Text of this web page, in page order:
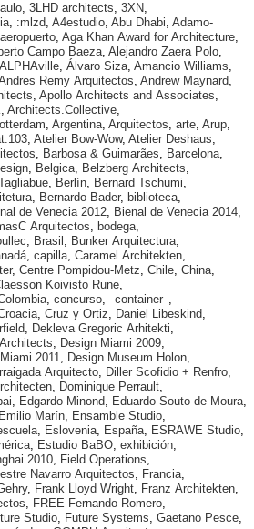
, 3LHD architects, 3XN,
, :mlzd, A4estudio, Abu Dhabi, Adamo-
aeropuerto, Aga Khan Award for Architecture,
Campo Baeza, Alejandro Zaera Polo,
ALPHAville, Álvaro Siza, Amancio Williams,
Remy Arquitectos, Andrew Maynard,
, Apollo Architects and Associates,
, Architects.Collective,
, Argentina, Arquitectos, arte, Arup,
, Atelier Bow-Wow, Atelier Deshaus,
, Barbosa & Guimarães, Barcelona,
, Belgica, Belzberg Architects,
, Berlín, Bernard Tschumi,
, Bernardo Bader, biblioteca,
de Venecia 2012, Bienal de Venecia 2014,
Arquitectos, bodega,
, Brasil , Bunker Arquitectura,
, capilla, Caramel Architekten,
, Centre Pompidou-Metz, Chile, China,
Koivisto Rune,
, concurso, container ,
, Cruz y Ortiz, Daniel Libeskind,
, Dekleva Gregoric Arhitekti,
, Design Miami 2009,
2011, Design Museum Holon,
Arquitecto, Diller Scofidio + Renfro,
, Dominique Perrault,
, Edgardo Minond, Eduardo Souto de Moura,
Emilio Marín, Ensamble Studio,
, Eslovenia, España, ESRAWE Studio,
, Estudio BaBO, exhibición,
2010, Field Operations,
Navarro Arquitectos, Francia,
, Frank Lloyd Wright, Franz Architekten,
, FREE Fernando Romero,
Studio, Future Systems, Gaetano Pesce,